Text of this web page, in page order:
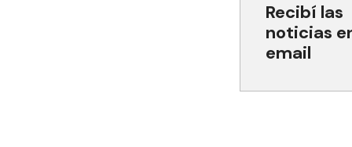
Recibí las
noticias
email